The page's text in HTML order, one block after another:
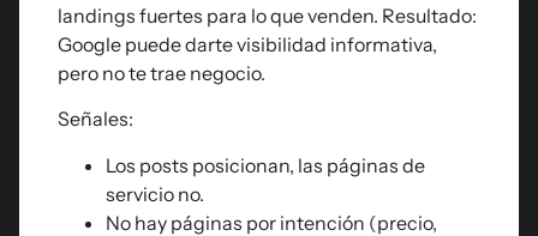
landings fuertes para lo que venden. Resultado:
Google puede darte visibilidad informativa,
pero no te trae negocio.
Señales:
Los posts posicionan, las páginas de
servicio no.
No hay páginas por intención (precio,